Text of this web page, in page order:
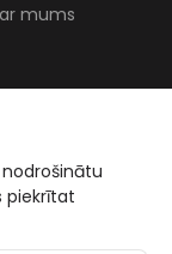
piekrītat
mums